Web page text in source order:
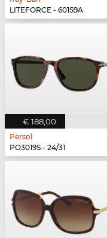
LITEFORCE - 601S9A
€ 188,00
Persol
PO3019S - 24/31